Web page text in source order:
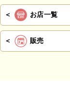
お店一覧
販売